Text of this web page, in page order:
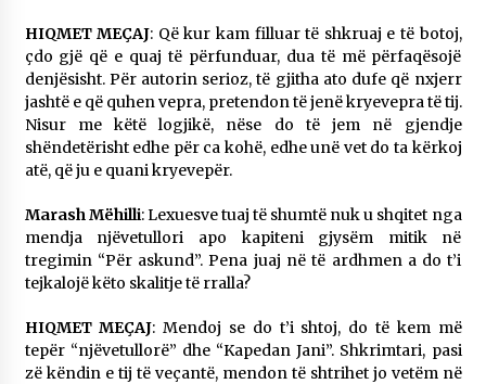
HIQMET MEÇAJ: Që kur kam filluar të shkruaj e të botoj,
çdo gjë që e quaj të përfunduar, dua të më përfaqësojë
denjësisht. Për autorin serioz, të gjitha ato dufe që nxjerr
jashtë e që quhen vepra, pretendon të jenë kryevepra të tij.
Nisur me këtë logjikë, nëse do të jem në gjendje
shëndetërisht edhe për ca kohë, edhe unë vet do ta kërkoj
atë, që ju e quani kryevepër.
Marash Mëhilli: Lexuesve tuaj të shumtë nuk u shqitet nga
mendja njëvetullori apo kapiteni gjysëm mitik në
tregimin “Për askund”. Pena juaj në të ardhmen a do t’i
tejkalojë këto skalitje të rralla?
HIQMET MEÇAJ: Mendoj se do t’i shtoj, do të kem më
tepër “njëvetullorë” dhe “Kapedan Jani”. Shkrimtari, pasi
zë këndin e tij të veçantë, mendon të shtrihet jo vetëm në